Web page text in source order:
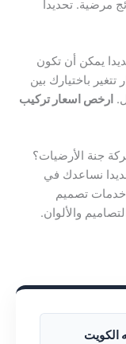
مرضية. تحديدا
يمكن أن تكون
تتغير باختيارك بين
ارخص اسعار تركيب
جنة الأرضيات؟
نساعدك في
خدمات تصميم
والألوان.
الكويت